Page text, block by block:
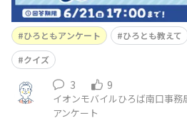
ひろともアンケート ひろとも教えて
クイズ
3 9
イオンモバイルひろば南口事務
アンケート